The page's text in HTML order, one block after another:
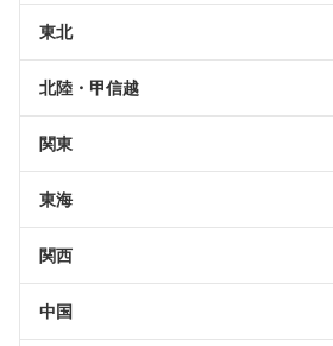
東北
北陸・甲信越
関東
東海
関西
中国